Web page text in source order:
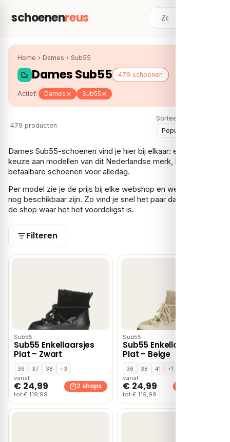
schoenenreus
Home › Dames › Sub55
Dames Sub55 479 schoenen
Actief: Dames Sub55
479 producten
Sorteer:
Dames Sub55-schoenen vind je hier bij elkaar: een ruime
keuze aan modellen van dit Nederlandse merk, bekend om
betaalbare schoenen voor alledag.
Per model zie je de prijs bij elke webshop en welke maten er
nog beschikbaar zijn. Zo vind je snel het paar dat je zoekt, bij
de shop waar het het voordeligst is.
Filteren
Sub55
Sub55 Enkellaarsjes
Plat – Zwart
36 37 38
+3
vanaf
€ 24,99
tot € 119,99
2 shops
Sub55
Sub55 Enkellaarsjes
Plat – Beige
36 38 41
+1
vanaf
€ 24,99
tot € 119,99